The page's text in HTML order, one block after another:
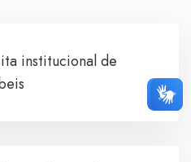
institucional de